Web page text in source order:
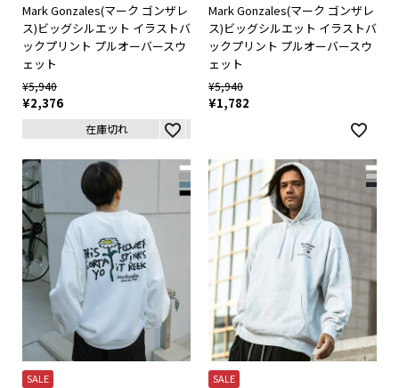
Mark Gonzales(マーク ゴンザレ
ス)ビッグシルエット イラストバ
ックプリント プルオーバースウ
ェット
¥5,940
¥2,376
在庫切れ
Mark Gonzales(マーク ゴンザレ
ス)ビッグシルエット イラストバ
ックプリント プルオーバースウ
ェット
¥5,940
¥1,782
SALE
SALE